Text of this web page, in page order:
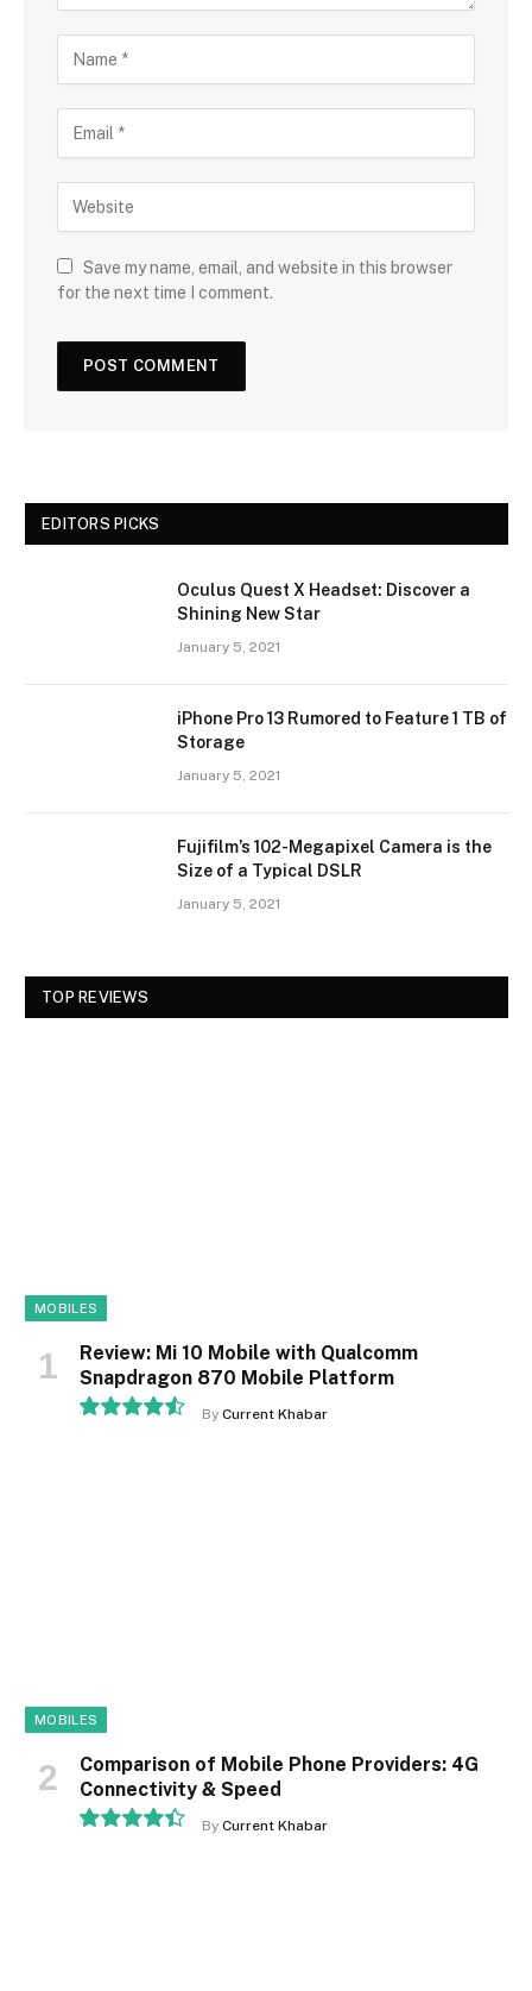
Save my name, email, and website in this browser
for the next time I comment.
EDITORS PICKS
Oculus Quest X Headset: Discover a
Shining New Star
January 5, 2021
iPhone Pro 13 Rumored to Feature 1 TB of
Storage
January 5, 2021
Fujifilm’s 102-Megapixel Camera is the
Size of a Typical DSLR
January 5, 2021
TOP REVIEWS
MOBILES
Review: Mi 10 Mobile with Qualcomm
Snapdragon 870 Mobile Platform
By Current Khabar
MOBILES
Comparison of Mobile Phone Providers: 4G
Connectivity & Speed
By Current Khabar